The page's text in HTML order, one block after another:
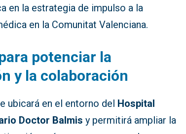
en la estrategia de impulso a la
en la Comunitat Valenciana.
potenciar la
y la colaboración
ubicará en el entorno del Hospital
Doctor Balmis y permitirá ampliar la